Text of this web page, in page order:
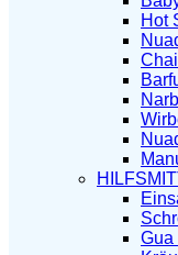
Hot
Gua